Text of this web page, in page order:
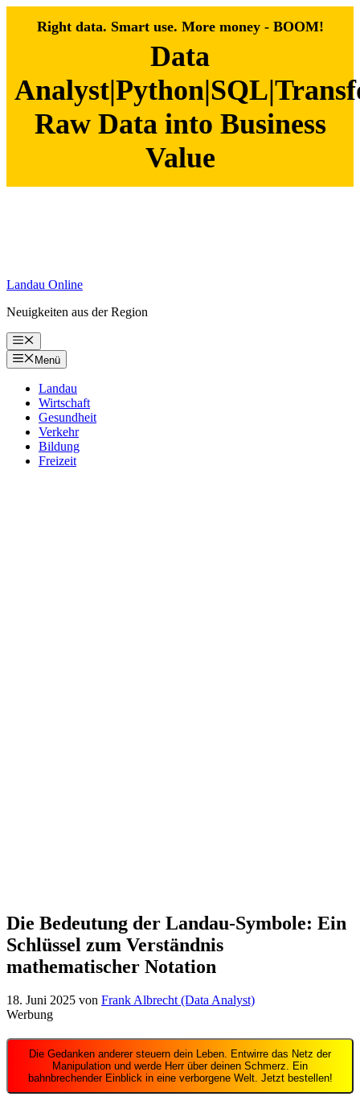
Right data. Smart use. More money - BOOM!
Data
Raw Data into Business
Value
Landau Online
Neuigkeiten aus der Region
Menü
Menü
Landau
Wirtschaft
Gesundheit
Verkehr
Bildung
Freizeit
Die Bedeutung der Landau-Symbole: Ein
Schlüssel zum Verständnis
mathematischer Notation
18. Juni 2025 von Frank Albrecht (Data Analyst)
Werbung
Die Gedanken anderer steuern dein Leben. Entwirre das Netz der
Manipulation und werde Herr über deinen Schmerz. Ein
bahnbrechender Einblick in eine verborgene Welt. Jetzt bestellen!